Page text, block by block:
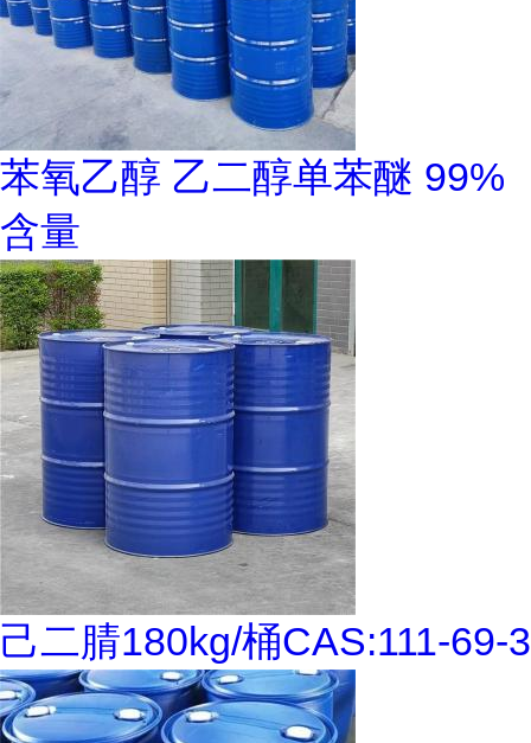
苯氧乙醇 乙二醇单苯醚 99%
含量
己二腈180kg/桶CAS:111-69-3